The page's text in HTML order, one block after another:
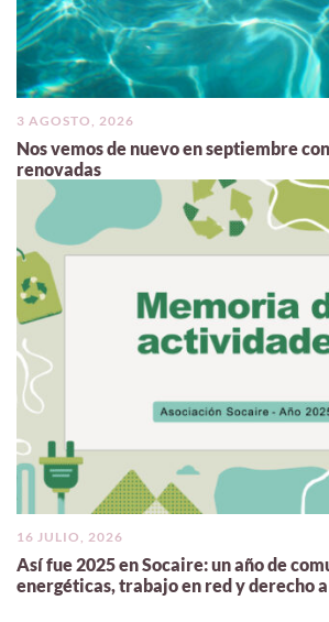
3 AGOSTO, 2026
Nos vemos de nuevo en septiembre
renovadas
16 JULIO, 2026
Así fue 2025 en Socaire: un año de
energéticas, trabajo en red y derecho